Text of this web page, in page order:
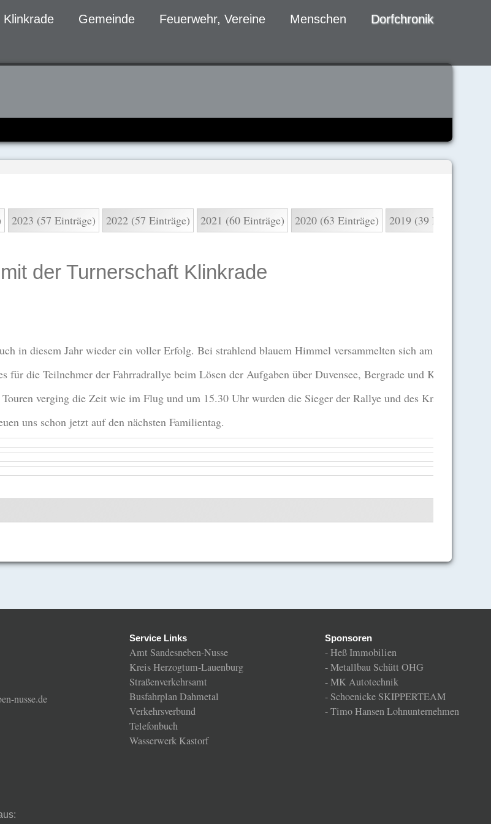
Klinkrade Gemeinde Feuerwehr, Vereine Menschen Dorfchronik
2023 (57 Einträge) 2022 (57 Einträge) 2021 (60 Einträge) 2020 (63 Einträge) 2019 (39 Einträge)
der Turnerschaft Klinkrade
in diesem Jahr wieder ein voller Erfolg. Bei strahlend blauem Himmel versammelten sich am Morgen
für die Teilnehmer der Fahrradrallye beim Lösen der Aufgaben über Duvensee, Bergrade und Kühsen
verging die Zeit wie im Flug und um 15.30 Uhr wurden die Sieger der Rallye und des Knobelns
uns schon jetzt auf den nächsten Familientag.
nusse.de
Service Links
Amt Sandesneben-Nusse
Kreis Herzogtum-Lauenburg
Straßenverkehrsamt
Busfahrplan Dahmetal
Verkehrsverbund
Telefonbuch
Wasserwerk Kastorf
Sponsoren
-Heß Immobilien
-Metallbau Schütt OHG
-MK Autotechnik
- Schoenicke SKIPPERTEAM
-Timo Hansen Lohnunternehmen